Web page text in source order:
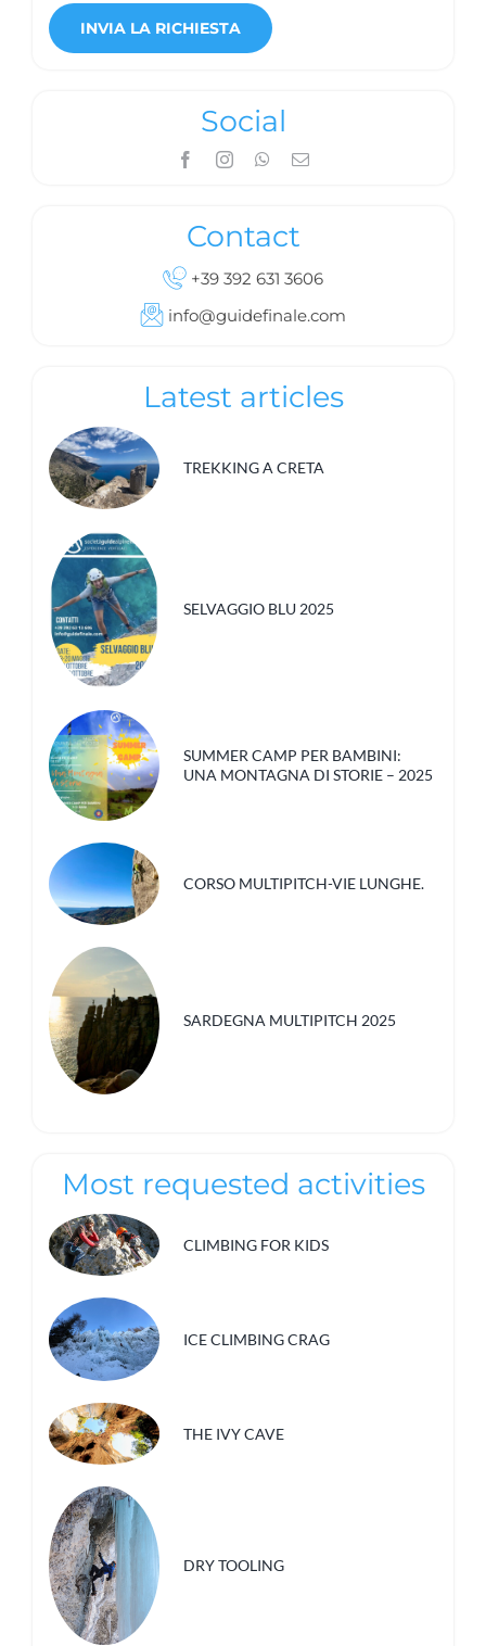
Social
Contact
+39 392 631 3606
info@guidefinale.com
Latest articles
TREKKING A CRETA
SELVAGGIO BLU 2025
SUMMER CAMP PER BAMBINI:
UNA MONTAGNA DI STORIE – 2025
CORSO MULTIPITCH-VIE LUNGHE.
SARDEGNA MULTIPITCH 2025
Most requested activities
CLIMBING FOR KIDS
ICE CLIMBING CRAG
THE IVY CAVE
DRY TOOLING